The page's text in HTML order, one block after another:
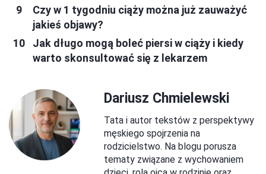
Czy w 1 tygodniu ciąży można już zauważyć
jakieś objawy?
Jak długo mogą boleć piersi w ciąży i kiedy
warto skonsultować się z lekarzem
Dariusz Chmielewski
Tata i autor tekstów z perspektywy
męskiego spojrzenia na
rodzicielstwo. Na blogu porusza
tematy związane z wychowaniem